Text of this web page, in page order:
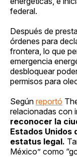
federal.
Después de
órdenes para
frontera, lo que
emergencia
desbloquear
permisos para
Según reportó
relacionadas con
reconocer la
Estados Unidos
estatus legal.
México” como